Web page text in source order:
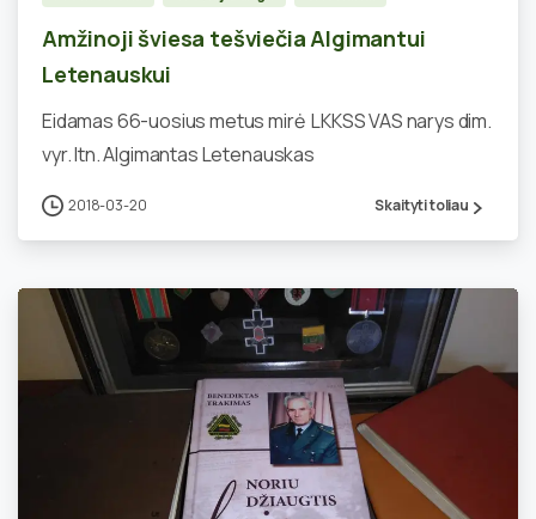
Amžinoji šviesa tešviečia Algimantui
Letenauskui
Eidamas 66-uosius metus mirė LKKSS VAS narys dim.
vyr. ltn. Algimantas Letenauskas
2018-03-20 Skaityti toliau